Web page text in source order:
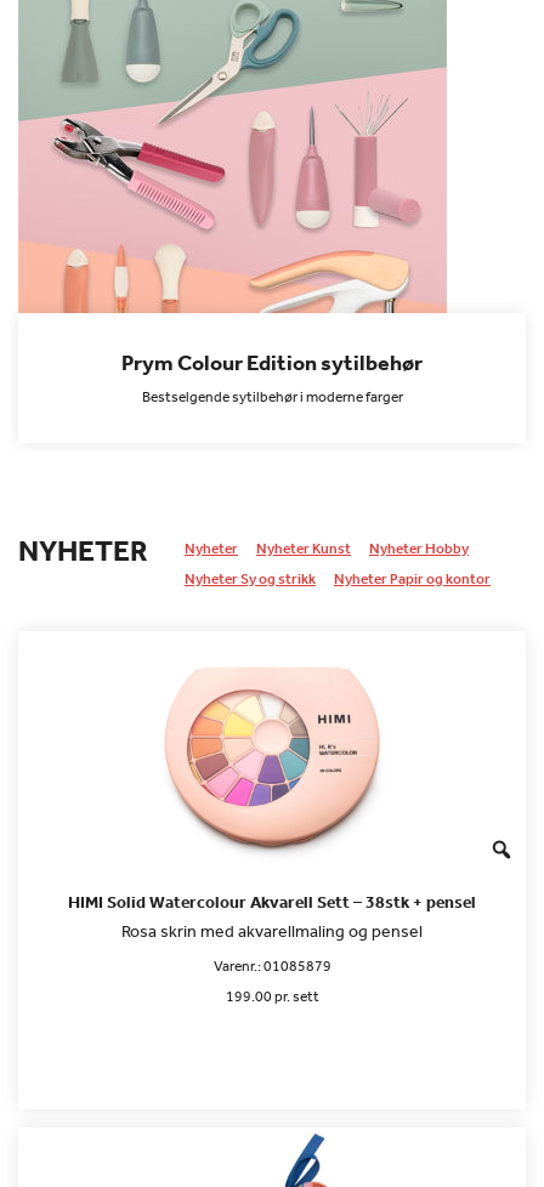
Prym Colour Edition sytilbehør
Bestselgende sytilbehør i moderne farger
NYHETER Nyheter Nyheter Kunst
Nyheter Hobby
Nyheter Sy og strikk
Nyheter Papir og kontor
HIMI Solid Watercolour Akvarell Sett – 38stk + pensel
Rosa skrin med akvarellmaling og pensel
Varenr.:01085879
199.00 pr. sett